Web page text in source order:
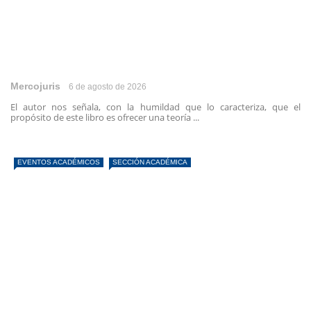
Mercojuris 6 de agosto de 2026
El autor nos señala, con la humildad que lo caracteriza, que el
propósito de este libro es ofrecer una teoría ...
EVENTOS ACADÉMICOS SECCIÓN ACADÉMICA